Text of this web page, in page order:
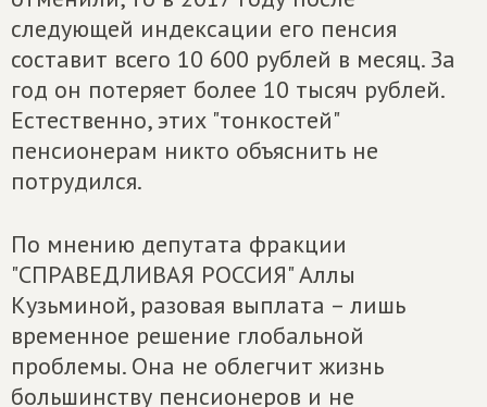
следующей индексации его пенсия
составит всего 10 600 рублей в месяц. За
год он потеряет более 10 тысяч рублей.
Естественно, этих "тонкостей"
пенсионерам никто объяснить не
потрудился.
По мнению депутата фракции
"СПРАВЕДЛИВАЯ РОССИЯ" Аллы
Кузьминой, разовая выплата – лишь
временное решение глобальной
проблемы. Она не облегчит жизнь
большинству пенсионеров и не